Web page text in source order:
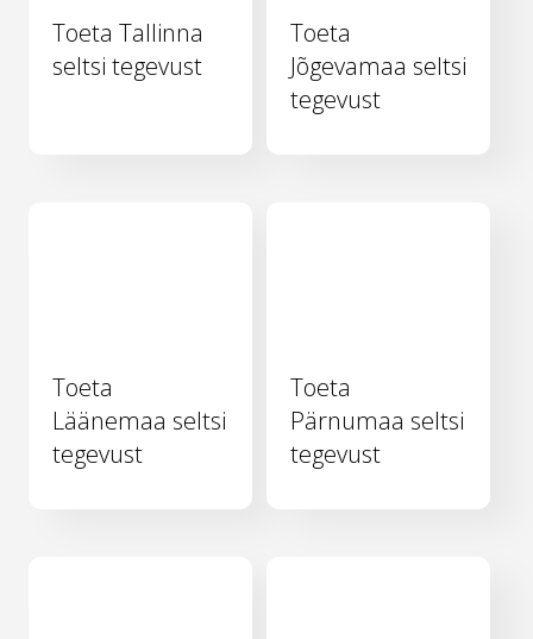
Toeta Tallinna
seltsi tegevust
Toeta
Jõgevamaa seltsi
tegevust
Toeta
Läänemaa seltsi
tegevust
Toeta
Pärnumaa seltsi
tegevust